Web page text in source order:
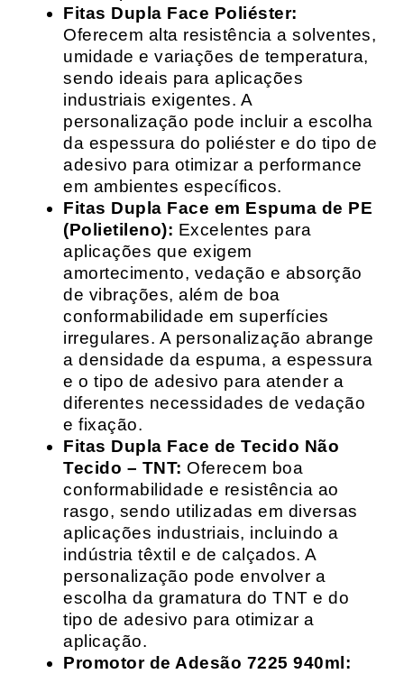
Fitas Dupla Face Poliéster:
Oferecem alta resistência a solventes,
umidade e variações de temperatura,
sendo ideais para aplicações
industriais exigentes. A
personalização pode incluir a escolha
da espessura do poliéster e do tipo de
adesivo para otimizar a performance
em ambientes específicos.
Fitas Dupla Face em Espuma de PE
(Polietileno): Excelentes para
aplicações que exigem
amortecimento, vedação e absorção
de vibrações, além de boa
conformabilidade em superfícies
irregulares. A personalização abrange
a densidade da espuma, a espessura
e o tipo de adesivo para atender a
diferentes necessidades de vedação
e fixação.
Fitas Dupla Face de Tecido Não
Tecido – TNT: Oferecem boa
conformabilidade e resistência ao
rasgo, sendo utilizadas em diversas
aplicações industriais, incluindo a
indústria têxtil e de calçados. A
personalização pode envolver a
escolha da gramatura do TNT e do
tipo de adesivo para otimizar a
aplicação.
Promotor de Adesão 7225 940ml: